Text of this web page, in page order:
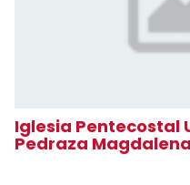
Iglesia Pentecostal
Pedraza Magdalena